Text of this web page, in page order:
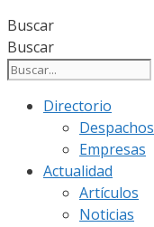
Buscar
Buscar
Directorio
Despachos
Empresas
Actualidad
Artículos
Noticias